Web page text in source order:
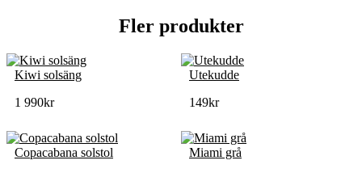
Fler produkter
Kiwi solsäng
1 990kr
Utekudde
149kr
Copacabana solstol
Miami grå